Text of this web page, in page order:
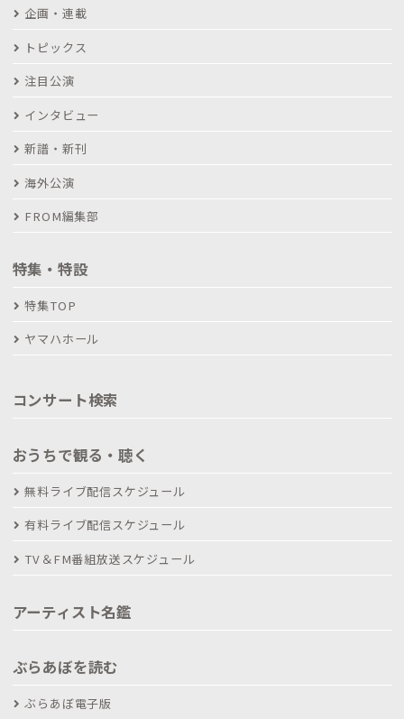
企画・連載
トピックス
注目公演
インタビュー
新譜・新刊
海外公演
FROM編集部
特集・特設
特集TOP
ヤマハホール
コンサート検索
おうちで観る・聴く
無料ライブ配信スケジュール
有料ライブ配信スケジュール
TV＆FM番組放送スケジュール
アーティスト名鑑
ぶらあぼを読む
ぶらあぼ電子版